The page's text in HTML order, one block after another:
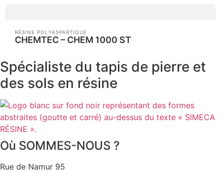
RÉSINE POLYASPARTIQUE
CHEMTEC – CHEM 1000 ST
Spécialiste du tapis de pierre et
des sols en résine
Où SOMMES-NOUS ?
Rue de Namur 95